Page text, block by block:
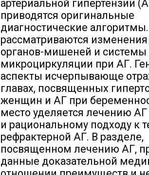
артериальной гипертензии
приводятся оригинальные
диагностические
рассматриваются
органов-мишеней и системы
микроциркуляции при АГ.
аспекты исчерпывающе
главах, посвященных
женщин и АГ при
место уделяется лечению
и рациональному подходу к
рефрактерной АГ. В разделе,
посвященном лечению АГ,
данные доказательной